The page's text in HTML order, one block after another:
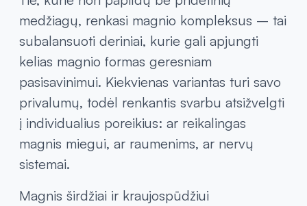
medžiagų, renkasi magnio kompleksus – tai
subalansuoti deriniai, kurie gali apjungti
kelias magnio formas geresniam
pasisavinimui. Kiekvienas variantas turi savo
privalumų, todėl renkantis svarbu atsižvelgti
į individualius poreikius: ar reikalingas
magnis miegui, ar raumenims, ar nervų
sistemai.
Magnis širdžiai ir kraujospūdžiui